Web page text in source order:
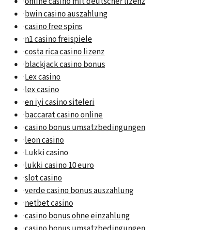
·bwin casino auszahlung
·casino free spins
·n1 casino freispiele
·costa rica casino lizenz
·blackjack casino bonus
·Lex casino
·lex casino
·en iyi casino siteleri
·baccarat casino online
·casino bonus umsatzbedingungen
·leon casino
·Lukki casino
·lukki casino 10 euro
·slot casino
·verde casino bonus auszahlung
·netbet casino
·casino bonus ohne einzahlung